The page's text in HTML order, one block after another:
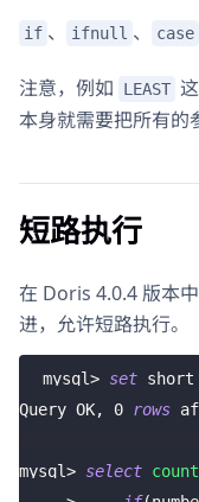
if 、 ifnull 、 case
注意，例如 LEAST
本身就需要把所有的
短路执行
在 Doris 4.0.4 版本
进，允许短路执行。
mysql> set
Query OK, 0 rows
mysql> select count